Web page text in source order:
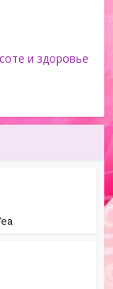
и здоровье